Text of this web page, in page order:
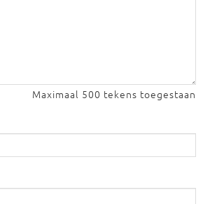
Maximaal 500 tekens toegestaan